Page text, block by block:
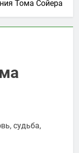
Тома Сойера
судьба,